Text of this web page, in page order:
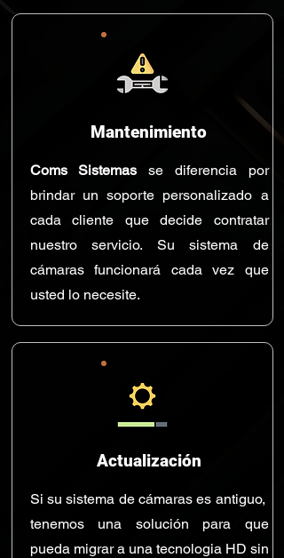
Mantenimiento
Coms Sistemas se diferencia por
brindar un soporte personalizado a
cada cliente que decide contratar
nuestro servicio. Su sistema de
cámaras funcionará cada vez que
usted lo necesite.
Actualización
Si su sistema de cámaras es antiguo,
tenemos una solución para que
pueda migrar a una tecnologia HD sin